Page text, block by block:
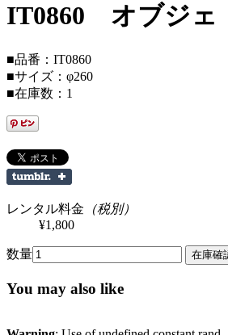
IT0860 オブジ
■品番：IT0860
■サイズ：φ260
■在庫数：1
レンタル料金 （税別）
¥1,800
数量
You may also like